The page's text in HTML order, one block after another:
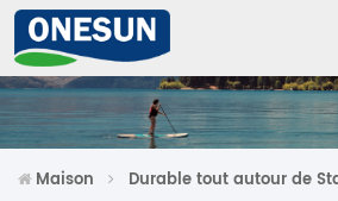
Maison Durable tout autour de